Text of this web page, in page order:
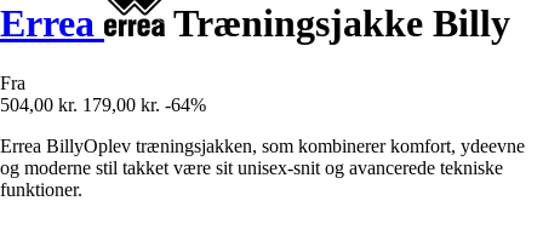
Errea Træningsjakke Billy
Fra
504,00 kr. 179,00 kr. -64%
Errea BillyOplev træningsjakken, som kombinerer komfort, ydeevne
og moderne stil takket være sit unisex-snit og avancerede tekniske
funktioner.